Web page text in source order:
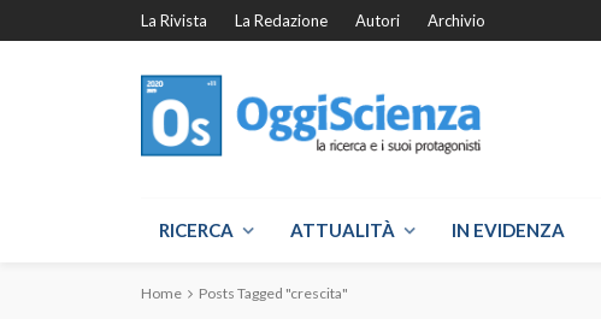
La Rivista La Redazione Autori Archivio
RICERCA ATTUALITÀ IN EVIDENZA
Home Posts Tagged "crescita"